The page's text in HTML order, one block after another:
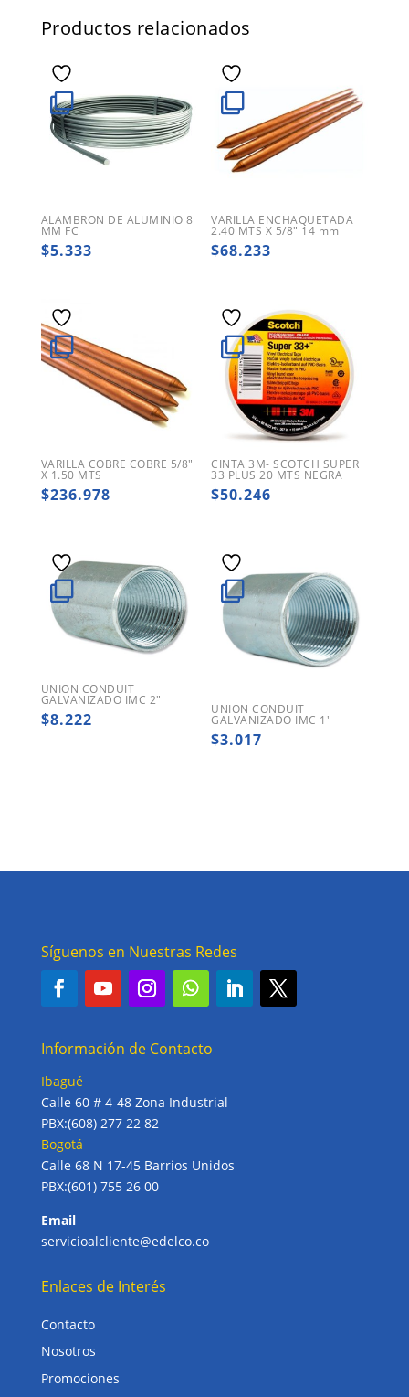
Productos relacionados
ALAMBRON DE ALUMINIO 8
MM FC
$5.333
VARILLA ENCHAQUETADA
2.40 MTS X 5/8″ 14 mm
$68.233
VARILLA COBRE COBRE 5/8″
X 1.50 MTS
$236.978
CINTA 3M- SCOTCH SUPER
33 PLUS 20 MTS NEGRA
$50.246
UNION CONDUIT
GALVANIZADO IMC 2″
$8.222
UNION CONDUIT
GALVANIZADO IMC 1″
$3.017
Síguenos en Nuestras Redes
Información de Contacto
Ibagué
Calle 60 # 4-48 Zona Industrial
PBX:(608) 277 22 82
Bogotá
Calle 68 N 17-45 Barrios Unidos
PBX:(601) 755 26 00
Email
servicioalcliente@edelco.co
Enlaces de Interés
Contacto
Nosotros
Promociones